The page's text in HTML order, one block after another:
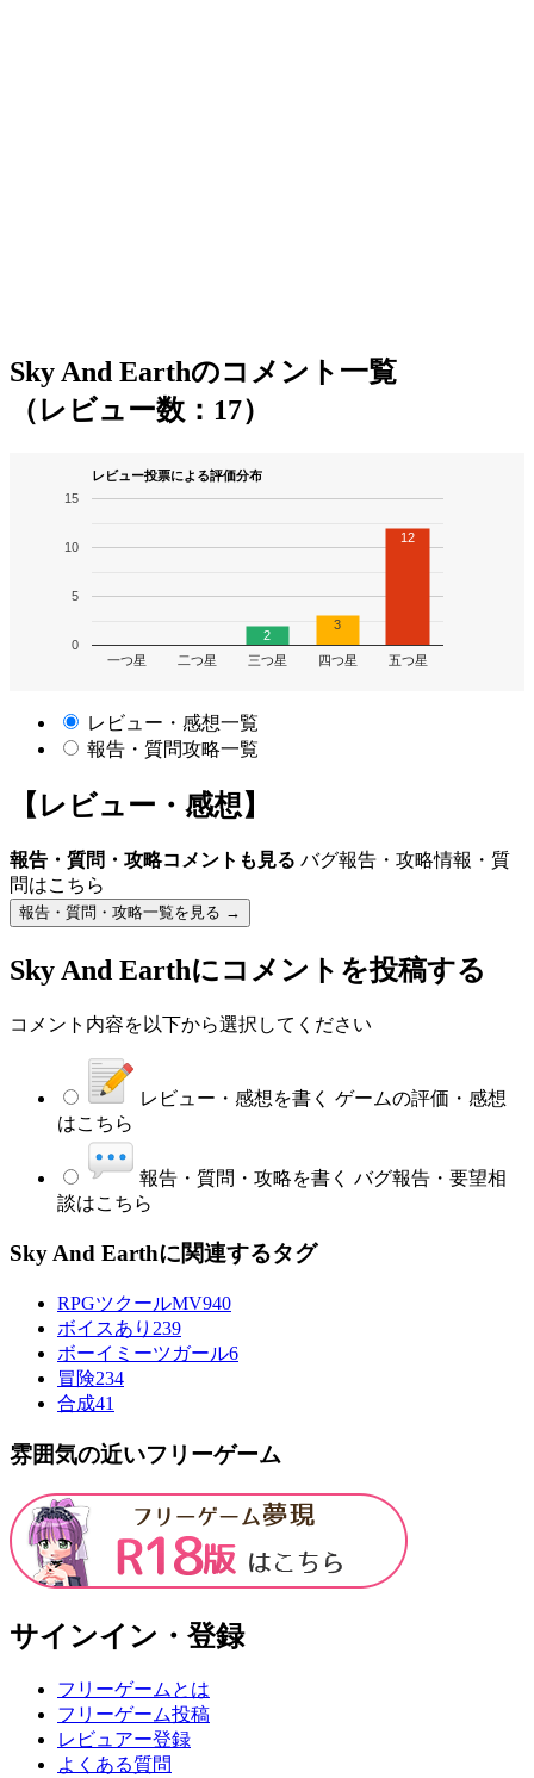
Sky And Earthのコメント一覧
（レビュー数：17）
レビュー投票による評価分布
一つ星 二つ星 三つ星 四つ星 五つ星
0
5
10
15
2
3
12
レビュー・感想一覧
報告・質問攻略一覧
【レビュー・感想】
報告・質問・攻略コメントも見る バグ報告・攻略情報・質
問はこちら
報告・質問・攻略一覧を見る →
Sky And Earthにコメントを投稿する
コメント内容を以下から選択してください
レビュー・感想を書く ゲームの評価・感想
はこちら
報告・質問・攻略を書く バグ報告・要望相
談はこちら
Sky And Earthに関連するタグ
RPGツクールMV940
ボイスあり 239
ボーイミーツガール6
冒険234
合成41
雰囲気の近いフリーゲーム
サインイン・登録
フリーゲームとは
フリーゲーム投稿
レビュアー登録
よくある質問